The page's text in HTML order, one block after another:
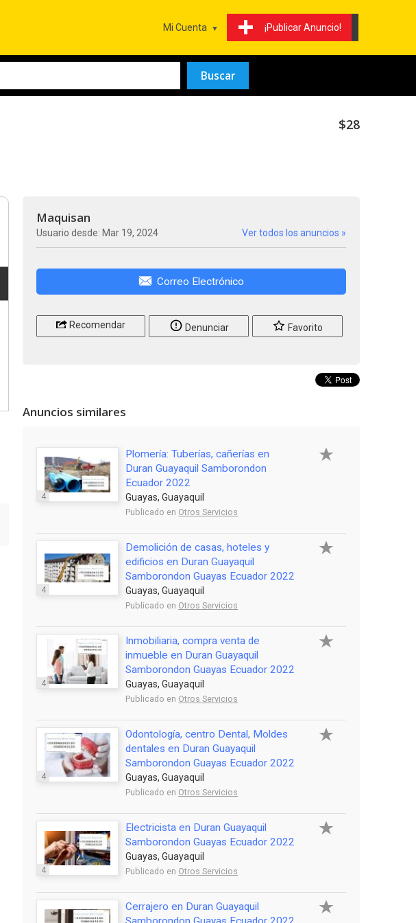
¡Publicar Anuncio!
Mi Cuenta
$28
Maquisan
Usuario desde: Mar 19, 2024 Ver todos los anuncios »
Correo Electrónico
Recomendar Denunciar Favorito
Anuncios similares
4
Plomería: Tuberías, cañerías en
Duran Guayaquil Samborondon
Ecuador 2022
Guayas, Guayaquil
Publicado en Otros Servicios
4
Demolición de casas, hoteles y
edificios en Duran Guayaquil
Samborondon Guayas Ecuador 2022
Guayas, Guayaquil
Publicado en Otros Servicios
4
Inmobiliaria, compra venta de
inmueble en Duran Guayaquil
Samborondon Guayas Ecuador 2022
Guayas, Guayaquil
Publicado en Otros Servicios
4
Odontología, centro Dental, Moldes
dentales en Duran Guayaquil
Samborondon Guayas Ecuador 2022
Guayas, Guayaquil
Publicado en Otros Servicios
4
Electricista en Duran Guayaquil
Samborondon Guayas Ecuador 2022
Guayas, Guayaquil
Publicado en Otros Servicios
Cerrajero en Duran Guayaquil